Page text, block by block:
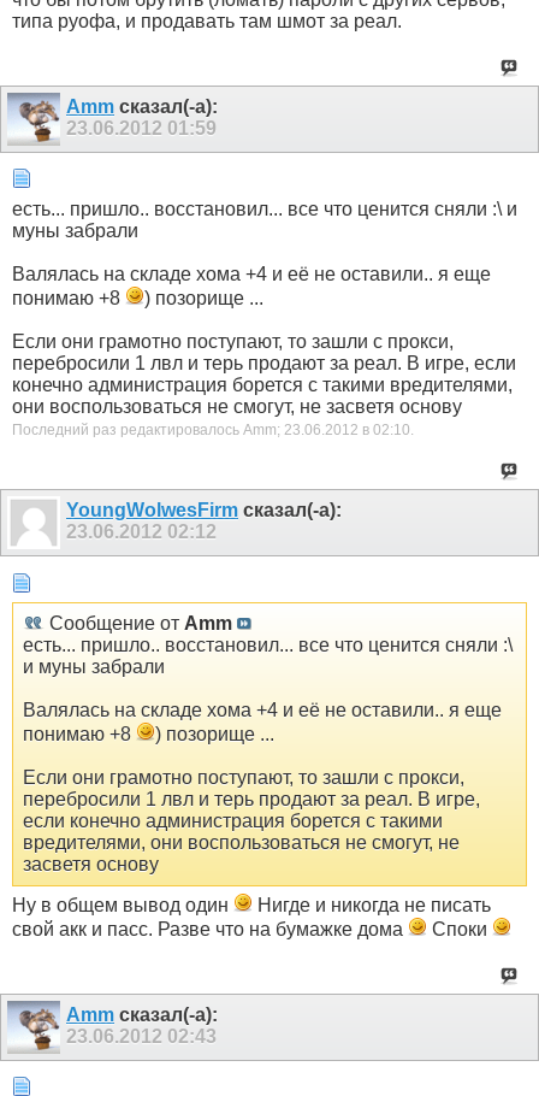
типа руофа, и продавать там шмот за реал.
Amm сказал(-а):
23.06.2012 01:59
есть... пришло.. восстановил... все что ценится сняли :\ и
муны забрали
Валялась на складе хома +4 и её не оставили.. я еще
понимаю +8
) позорище ...
Если они грамотно поступают, то зашли с прокси,
перебросили 1 лвл и терь продают за реал. В игре, если
конечно администрация борется с такими вредителями,
они воспользоваться не смогут, не засветя основу
Последний раз редактировалось Amm; 23.06.2012 в 02:10.
YoungWolwesFirm сказал(-а):
23.06.2012 02:12
Сообщение от Amm
есть... пришло.. восстановил... все что ценится сняли :\
и муны забрали
Валялась на складе хома +4 и её не оставили.. я еще
понимаю +8
) позорище ...
Если они грамотно поступают, то зашли с прокси,
перебросили 1 лвл и терь продают за реал. В игре,
если конечно администрация борется с такими
вредителями, они воспользоваться не смогут, не
засветя основу
Ну в общем вывод один
Нигде и никогда не писать
свой акк и пасс. Разве что на бумажке дома
Споки
Amm сказал(-а):
23.06.2012 02:43